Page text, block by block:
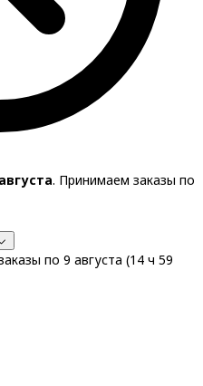
. Принимаем заказы по
по 9 августа (14 ч 59